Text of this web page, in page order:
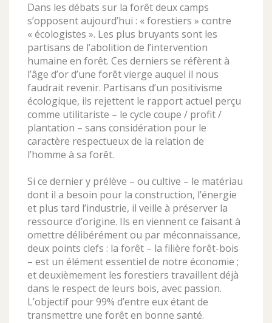
Dans les débats sur la forêt deux camps
s’opposent aujourd’hui : « forestiers » contre
« écologistes ». Les plus bruyants sont les
partisans de l’abolition de l’intervention
humaine en forêt. Ces derniers se réfèrent à
l’âge d’or d’une forêt vierge auquel il nous
faudrait revenir. Partisans d’un positivisme
écologique, ils rejettent le rapport actuel perçu
comme utilitariste – le cycle coupe / profit /
plantation – sans considération pour le
caractère respectueux de la relation de
l’homme à sa forêt.
Si ce dernier y prélève – ou cultive – le matériau
dont il a besoin pour la construction, l’énergie
et plus tard l’industrie, il veille à préserver la
ressource d’origine. Ils en viennent ce faisant à
omettre délibérément ou par méconnaissance,
deux points clefs : la forêt – la filière forêt-bois
– est un élément essentiel de notre économie ;
et deuxièmement les forestiers travaillent déjà
dans le respect de leurs bois, avec passion.
L’objectif pour 99% d’entre eux étant de
transmettre une forêt en bonne santé.